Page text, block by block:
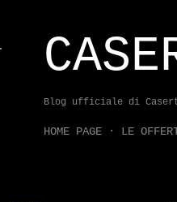
Blog ufficiale di
HOME PAGE LE